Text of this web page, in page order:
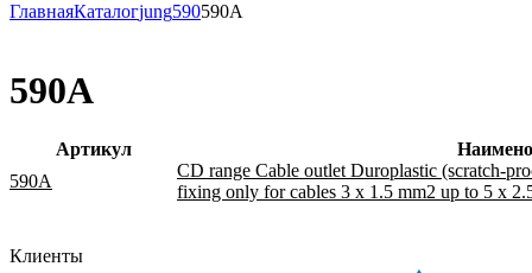
ГлавнаяКаталогjung590590A
590A
Артикул
590A
CD range Cable outlet Duroplastic (scratch-
fixing only for cables 3 x 1.5 mm2 up to 5 x
Клиенты